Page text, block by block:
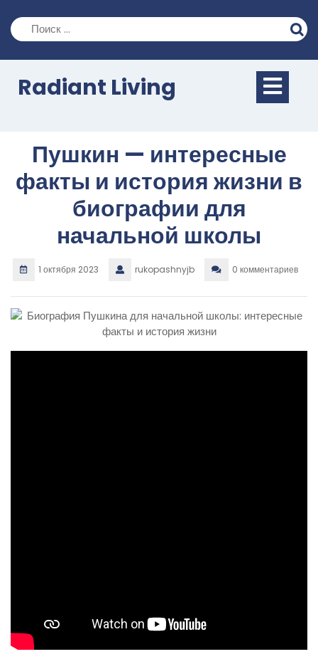
содержимому
Radiant Living
Пушкин — интересные
факты и история жизни в
биографии для
начальной школы
1 октября 2023 rukopashnyjb 0 комментариев